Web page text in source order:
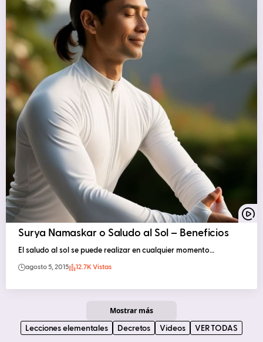
Surya Namaskar o Saludo al Sol – Beneficios
El saludo al sol se puede realizar en cualquier momento…
agosto 5, 2015 12.7K Vistas
Mostrar más
Lecciones elementales Decretos Videos VER TODAS